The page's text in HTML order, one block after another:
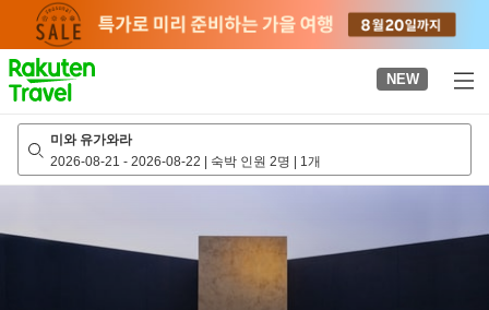
page
NEW
미와 유가와라
2026-08-21 - 2026-08-22 | 숙박 인원 2명 | 1개